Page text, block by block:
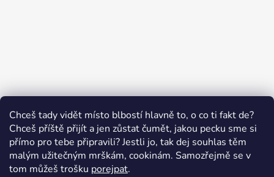
Chceš tady vidět místo blbostí hlavně to, o co ti fakt de?
Chceš příště přijít a jen zůstat čumět, jakou pecku sme si
přímo pro tebe připravili? Jestli jo, tak dej souhlas těm
malým užitečným mrškám, cookinám. Samozřejmě se v
tom můžeš trošku porejpat.
Swissten.eu Česnekový ráj